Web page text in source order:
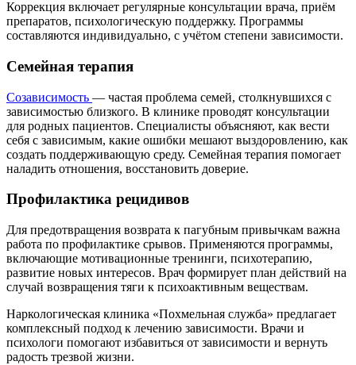
Коррекция включает регулярные консультации врача, приём
препаратов, психологическую поддержку. Программы
составляются индивидуально, с учётом степени зависимости.
Семейная терапия
Созависимость — частая проблема семей, столкнувшихся с
зависимостью близкого. В клинике проводят консультации
для родных пациентов. Специалисты объясняют, как вести
себя с зависимым, какие ошибки мешают выздоровлению, как
создать поддерживающую среду. Семейная терапия помогает
наладить отношения, восстановить доверие.
Профилактика рецидивов
Для предотвращения возврата к пагубным привычкам важна
работа по профилактике срывов. Применяются программы,
включающие мотивационные тренинги, психотерапию,
развитие новых интересов. Врач формирует план действий на
случай возвращения тяги к психоактивным веществам.
Наркологическая клиника «Похмельная служба» предлагает
комплексный подход к лечению зависимости. Врачи и
психологи помогают избавиться от зависимости и вернуть
радость трезвой жизни.